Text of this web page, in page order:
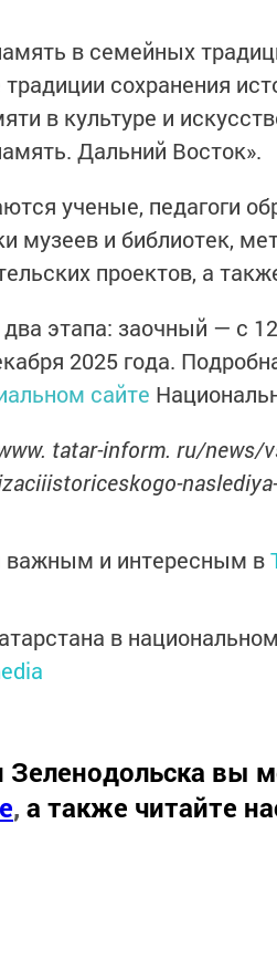
в семейных
сохранения
в культуре и
Дальний Восток».
ученые, педагоги
музеев и библиотек,
проектов, а
этапа: заочный — с
2025 года.
сайте
tatar-inform. ru/news/
и интересным в
в
Зеленодольска вы
, а также читайте